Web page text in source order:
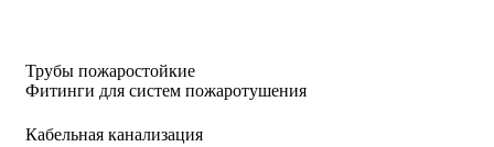
Трубы пожаростойкие
Фитинги для систем пожаротушения
Кабельная канализация